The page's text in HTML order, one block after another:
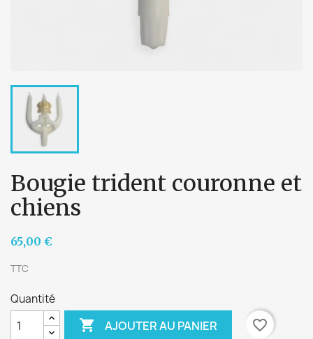
Bougie trident couronne et
chiens
65,00 €
TTC
Quantité
 AJOUTER AU PANIER favorite_border